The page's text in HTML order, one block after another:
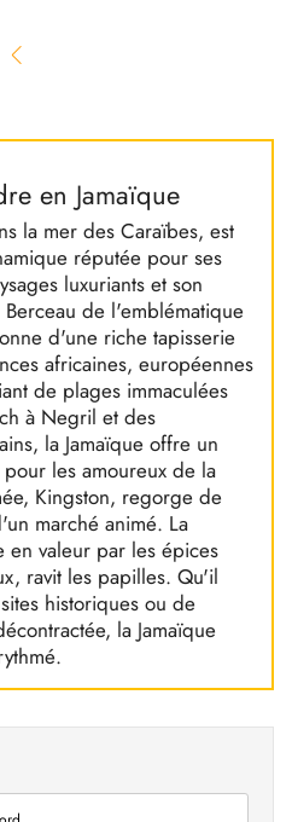
en Jamaïque
la mer des Caraïbes, est
réputée pour ses
luxuriants et son
de l'emblématique
d'une riche tapisserie
africaines, européennes
de plages immaculées
à Negril et des
la Jamaïque offre un
les amoureux de la
Kingston, regorge de
marché animé. La
en valeur par les épices
ravit les papilles. Qu'il
historiques ou de
la Jamaïque